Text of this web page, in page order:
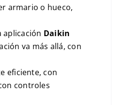
armario o hueco,
aplicación Daikin
va más allá, con
eficiente, con
controles